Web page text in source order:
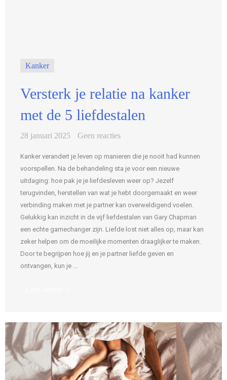
Kanker
Versterk je relatie na kanker
met de 5 liefdestalen
28 januari 2025 Geen reacties
Kanker verandert je leven op manieren die je nooit had kunnen
voorspellen. Na de behandeling sta je voor een nieuwe
uitdaging: hoe pak je je liefdesleven weer op? Jezelf
terugvinden, herstellen van wat je hebt doorgemaakt en weer
verbinding maken met je partner kan overweldigend voelen.
Gelukkig kan inzicht in de vijf liefdestalen van Gary Chapman
een echte gamechanger zijn. Liefde lost niet alles op, maar kan
zeker helpen om de moeilijke momenten draaglijker te maken.
Door te begrijpen hoe jij en je partner liefde geven en
ontvangen, kun je ...